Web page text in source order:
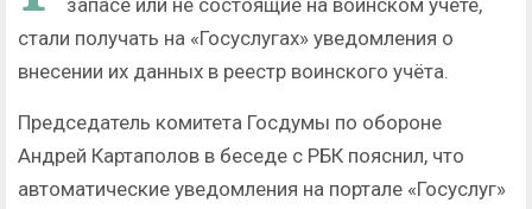
запасе или не состоящие на воинском учёте,
стали получать на «Госуслугах» уведомления о
внесении их данных в реестр воинского учёта.
Председатель комитета Госдумы по обороне
Андрей Картаполов в беседе с РБК пояснил, что
автоматические уведомления на портале «Госуслуг»